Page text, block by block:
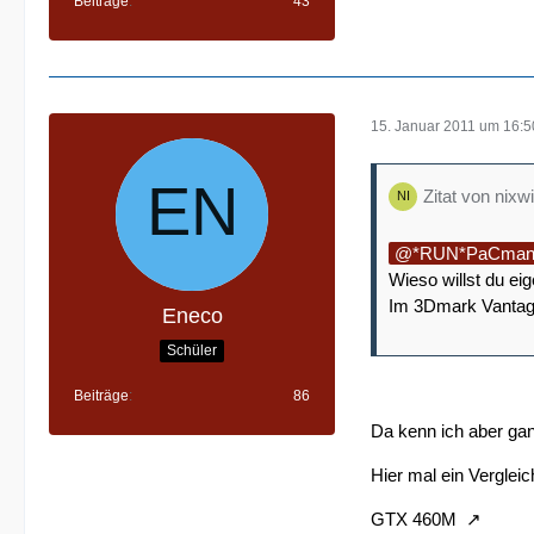
Eneco
Schüler
Beiträge 86
15. Januar 2011 um
Zitat von
*RUN*PaCman
Wieso willst du
Im 3Dmark
Da kenn ich aber
Hier mal ein
GTX 460M